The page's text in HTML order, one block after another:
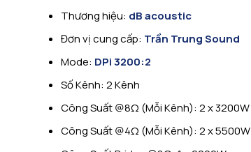
Thương hiệu: dB acoustic
Đơn vị cung cấp: Trần Trung Sound
Mode: DPi 3200:2
Số Kênh: 2 Kênh
Công Suất @8Ω (Mỗi Kênh): 2 x 3200W
Công Suất @4Ω (Mỗi Kênh): 2 x 5500W